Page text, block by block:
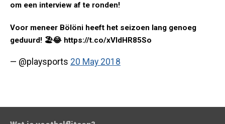
om een interview af te ronden!
Voor meneer Bölöni heeft het seizoen lang genoeg
geduurd! 🏖😂 https://t.co/xVldHR85So
— @playsports 20 May 2018